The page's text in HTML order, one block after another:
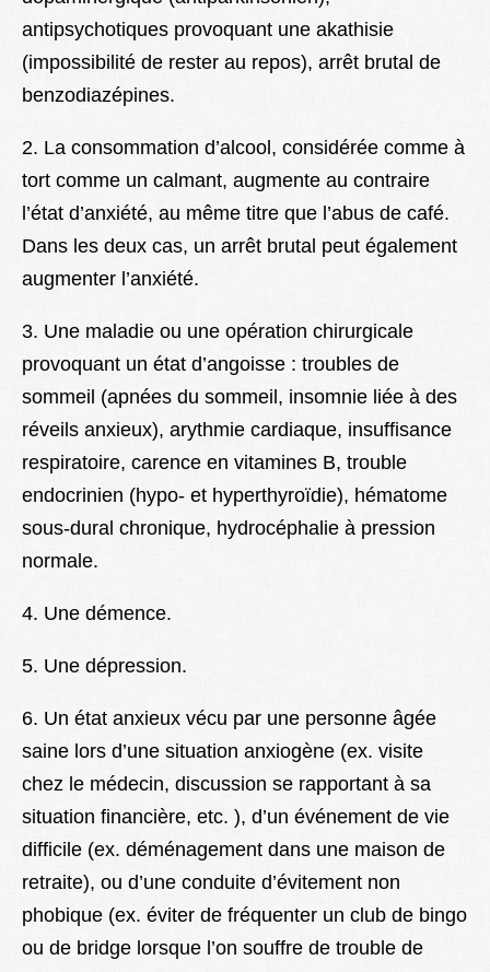
antipsychotiques provoquant une akathisie
(impossibilité de rester au repos), arrêt brutal de
benzodiazépines.
2. La consommation d’alcool, considérée comme à
tort comme un calmant, augmente au contraire
l’état d’anxiété, au même titre que l’abus de café.
Dans les deux cas, un arrêt brutal peut également
augmenter l’anxiété.
3. Une maladie ou une opération chirurgicale
provoquant un état d’angoisse : troubles de
sommeil (apnées du sommeil, insomnie liée à des
réveils anxieux), arythmie cardiaque, insuffisance
respiratoire, carence en vitamines B, trouble
endocrinien (hypo- et hyperthyroïdie), hématome
sous-dural chronique, hydrocéphalie à pression
normale.
4. Une démence.
5. Une dépression.
6. Un état anxieux vécu par une personne âgée
saine lors d’une situation anxiogène (ex. visite
chez le médecin, discussion se rapportant à sa
situation financière, etc. ), d’un événement de vie
difficile (ex. déménagement dans une maison de
retraite), ou d’une conduite d’évitement non
phobique (ex. éviter de fréquenter un club de bingo
ou de bridge lorsque l’on souffre de trouble de